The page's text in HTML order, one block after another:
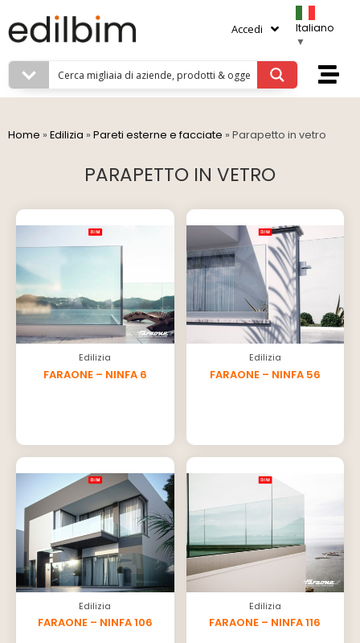
Accedi
Italiano
▼
Home » Edilizia » Pareti esterne e facciate » Parapetto in vetro
PARAPETTO IN VETRO
Edilizia
FARAONE – NINFA 6
Edilizia
FARAONE – NINFA 56
Edilizia
FARAONE – NINFA 106
Edilizia
FARAONE – NINFA 116